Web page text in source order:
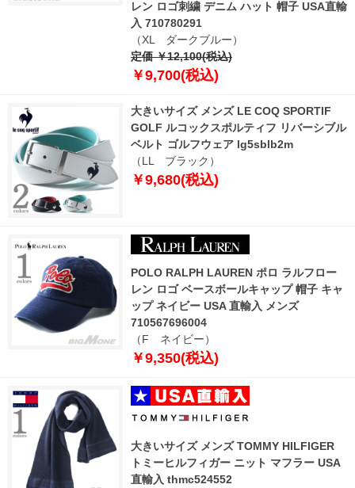
レン ロゴ刺繍 デニム ハット 帽子 USA直輸
入 710780291
（XL ダークブルー）
定価 ￥12,100(税込)
￥9,700(税込)
大きいサイズ メンズ LE COQ SPORTIF
GOLF ルコックスポルティフ リバーシブル
ベルト ゴルフウェア lg5sblb2m
（LL ブラック）
￥9,680(税込)
POLO RALPH LAUREN ポロ ラルフロー
レン ロゴ ベースボールキャップ 帽子 キャ
ップ ネイビー USA 直輸入 メンズ
710567696004
（F ネイビー）
￥9,350(税込)
大きいサイズ メンズ TOMMY HILFIGER
トミーヒルフィガー ニット マフラー USA
直輸入 thmc524552